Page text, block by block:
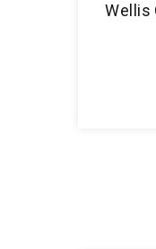
Wellis